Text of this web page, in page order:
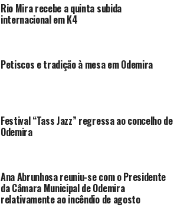
Rio Mira recebe a quinta subida
internacional em K4
Petiscos e tradição à mesa em Odemira
Festival “Tass Jazz” regressa ao concelho de
Odemira
Ana Abrunhosa reuniu-se com o Presidente
da Câmara Municipal de Odemira
relativamente ao incêndio de agosto